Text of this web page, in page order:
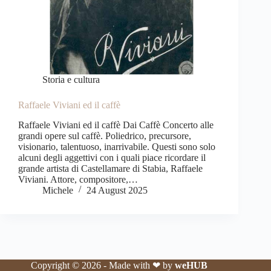
Storia e cultura
Raffaele Viviani ed il caffè
Raffaele Viviani ed il caffè Dai Caffè Concerto alle
grandi opere sul caffè. Poliedrico, precursore,
visionario, talentuoso, inarrivabile. Questi sono solo
alcuni degli aggettivi con i quali piace ricordare il
grande artista di Castellamare di Stabia, Raffaele
Viviani. Attore, compositore,…
Michele
24 August 2025
Copyright © 2026 - Made with ❤ byweHUB